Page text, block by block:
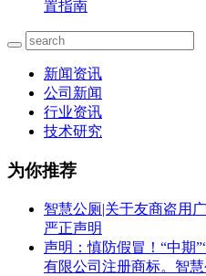
置指南
新闻资讯
公司新闻
行业资讯
技术研究
为你推荐
智慧公厕|关于友商盗用
严正声明
声明：慎防假冒！“中期
有限公司注册商标。智